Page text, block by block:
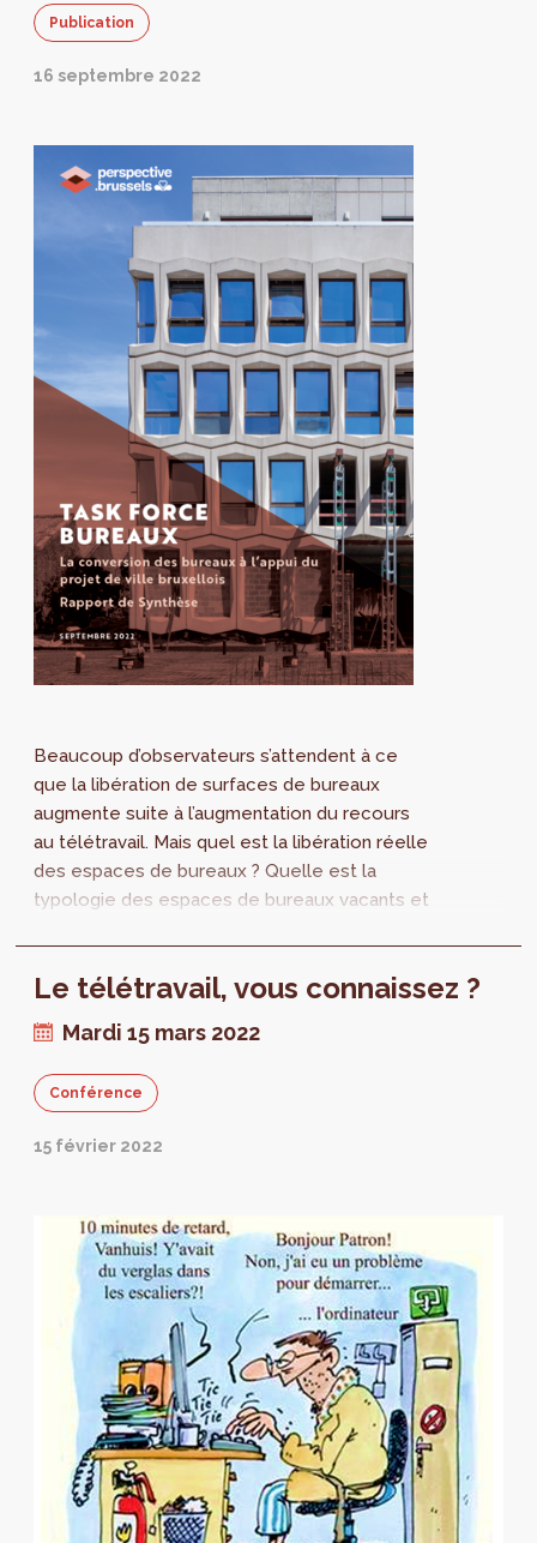
Publication
16 septembre 2022
Beaucoup d’observateurs s’attendent à ce
que la libération de surfaces de bureaux
augmente suite à l’augmentation du recours
au télétravail. Mais quel est la libération réelle
des espaces de bureaux ? Quelle est la
typologie des espaces de bureaux vacants et
être convertis aisément vers d’autres
menée par la Task Force Bureaux. Le rapport
de synthèse est disponible en ligne.
Le télétravail, vous connaissez ?
Mardi 15 mars 2022
Conférence
15 février 2022